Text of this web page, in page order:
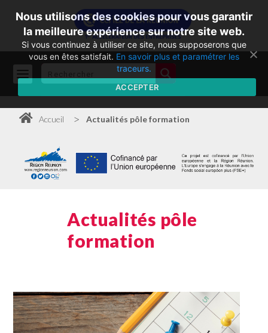
Accueil > Actualités pôle formation
Actualités pôle
formation
Nous utilisons des cookies pour vous garantir
la meilleure expérience sur notre site web.
Si vous continuez à utiliser ce site, nous supposerons que
vous en êtes satisfait. En savoir plus et paramétrer les
traceurs.
ACCEPTER